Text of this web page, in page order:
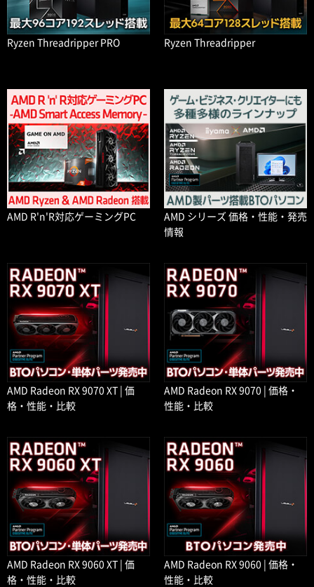
Ryzen Threadripper PRO Ryzen Threadripper
AMD R'n'R対応ゲーミングPC
AMD シリーズ 価格・性能・発売
情報
AMD Radeon RX 9070 XT | 価
格・性能・比較
AMD Radeon RX 9070 | 価格・
性能・比較
AMD Radeon RX 9060 XT | 価
格・性能・比較
AMD Radeon RX 9060 | 価格・
性能・比較